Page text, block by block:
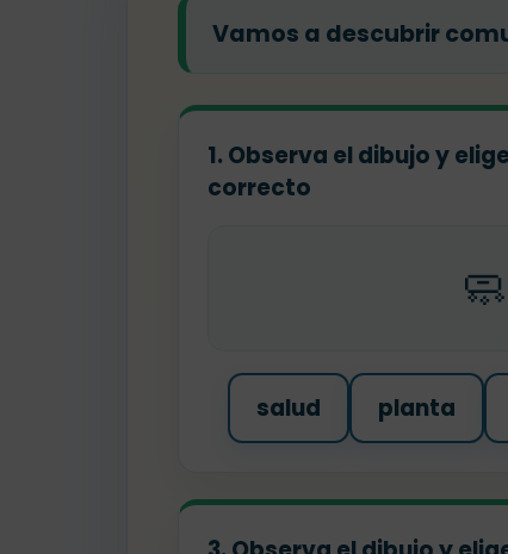
Vamos a descubrir
1. Observa el dibujo y
correcto
🧼
salud planta